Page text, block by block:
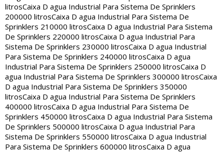
litrosCaixa D agua Industrial Para Sistema De Sprinklers
200000 litrosCaixa D agua Industrial Para Sistema De
Sprinklers 210000 litrosCaixa D agua Industrial Para Sistema
De Sprinklers 220000 litrosCaixa D agua Industrial Para
Sistema De Sprinklers 230000 litrosCaixa D agua Industrial
Para Sistema De Sprinklers 240000 litrosCaixa D agua
Industrial Para Sistema De Sprinklers 250000 litrosCaixa D
agua Industrial Para Sistema De Sprinklers 300000 litrosCaixa
D agua Industrial Para Sistema De Sprinklers 350000
litrosCaixa D agua Industrial Para Sistema De Sprinklers
400000 litrosCaixa D agua Industrial Para Sistema De
Sprinklers 450000 litrosCaixa D agua Industrial Para Sistema
De Sprinklers 500000 litrosCaixa D agua Industrial Para
Sistema De Sprinklers 550000 litrosCaixa D agua Industrial
Para Sistema De Sprinklers 600000 litrosCaixa D agua